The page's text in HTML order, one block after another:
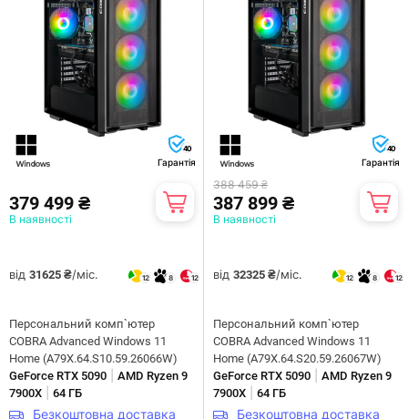
40
Гарантія
379 499 ₴
В наявності
від 31625 ₴/міс. 12 8 12
Персональний комп`ютер
COBRA Advanced Windows 11
Home (A79X.64.S10.59.26066W)
GeForce RTX 5090
AMD Ryzen 9
7900X
64 ГБ
Безкоштовна доставка
40
Гарантія
388 459 ₴
387 899 ₴
В наявності
від 32325 ₴/міс. 12 8 12
Персональний комп`ютер
COBRA Advanced Windows 11
Home (A79X.64.S20.59.26067W)
GeForce RTX 5090
AMD Ryzen 9
7900X
64 ГБ
Безкоштовна доставка